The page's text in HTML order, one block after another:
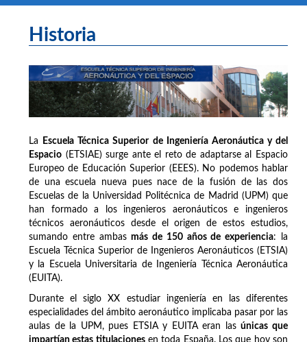
Historia
La
Escuela Técnica Superior de Ingeniería Aeronáutica y del
Espacio (ETSIAE) surge ante el reto de adaptarse al Espacio
Europeo de Educación Superior (EEES). No podemos hablar
de una escuela nueva pues nace de la fusión de las dos
Escuelas de la Universidad Politécnica de Madrid (UPM) que
han formado a los ingenieros aeronáuticos e ingenieros
técnicos aeronáuticos desde el origen de estos estudios,
sumando entre ambasmás de 150 años de experiencia: la
Escuela Técnica Superior de Ingenieros Aeronáuticos (ETSIA)
y la Escuela Universitaria de Ingeniería Técnica Aeronáutica
(EUITA).
Durante el siglo XX estudiar ingeniería en las diferentes
especialidades del ámbito aeronáutico implicaba pasar por las
aulas de la UPM, pues ETSIA y EUITA eran lasúnicas que
impartían estas titulacionesen toda España. Los que hoy son